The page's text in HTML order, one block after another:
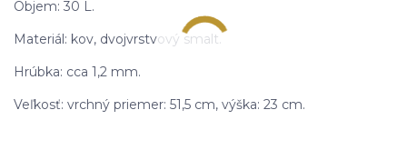
Objem: 30 L.
Materiál: kov, dvojvrstvový smalt.
Hrúbka: cca 1,2 mm.
Veľkosť: vrchný priemer: 51,5 cm, výška: 23 cm.